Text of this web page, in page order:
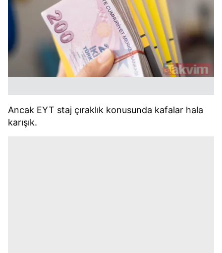
Ancak EYT staj çıraklık konusunda kafalar hala
karışık.